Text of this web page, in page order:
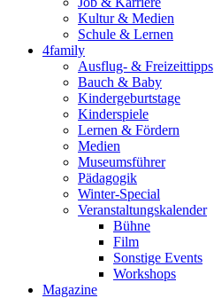
Kultur & Medien
Schule & Lernen
4family
Ausflug- & Freizeittipps
Bauch & Baby
Kindergeburtstage
Kinderspiele
Lernen & Fördern
Medien
Museumsführer
Pädagogik
Winter-Special
Veranstaltungskalender
Bühne
Film
Sonstige Events
Workshops
Magazine